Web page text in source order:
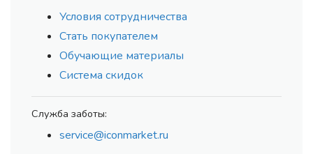
Условия сотрудничества
Стать покупателем
Обучающие материалы
Система скидок
Служба заботы:
service@iconmarket.ru